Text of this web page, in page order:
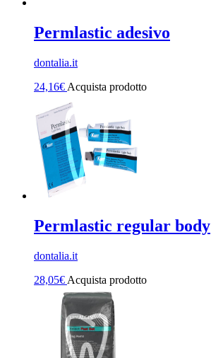
Permlastic adesivo
dontalia.it
24,16€ Acquista prodotto
Permlastic regular body
dontalia.it
28,05€ Acquista prodotto